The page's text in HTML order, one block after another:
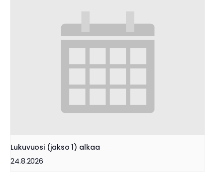
Lukuvuosi (jakso 1) alkaa
24.8.2026